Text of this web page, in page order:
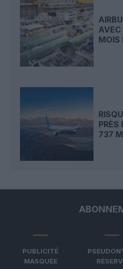
MOIS
PRÈS
737
PUBLICITÉ
MASQUÉE